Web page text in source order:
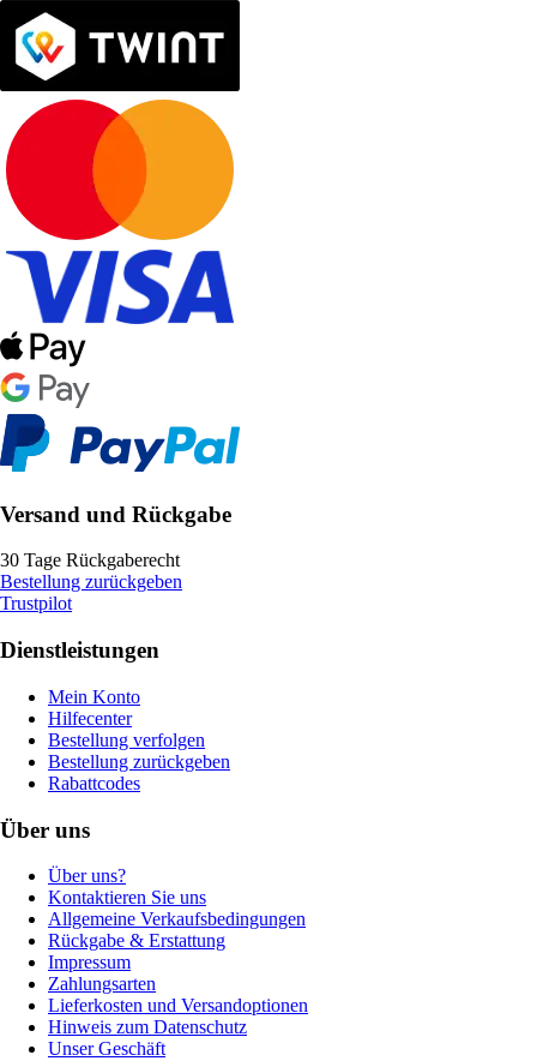
Versand und Rückgabe
30 Tage Rückgaberecht
Bestellung zurückgeben
Trustpilot
Dienstleistungen
Mein Konto
Hilfecenter
Bestellung verfolgen
Bestellung zurückgeben
Rabattcodes
Über uns
Über uns?
Kontaktieren Sie uns
Allgemeine Verkaufsbedingungen
Rückgabe & Erstattung
Impressum
Zahlungsarten
Lieferkosten und Versandoptionen
Hinweis zum Datenschutz
Unser Geschäft